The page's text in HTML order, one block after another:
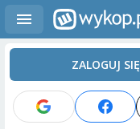
ZALOGUJ SIĘ